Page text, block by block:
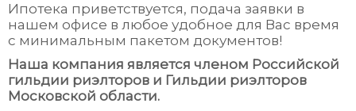
Ипотека приветствуется, подача заявки в
нашем офисе в любое удобное для Вас время
с минимальным пакетом документов!
Наша компания является членом Российской
гильдии риэлторов и Гильдии риэлторов
Московской области.